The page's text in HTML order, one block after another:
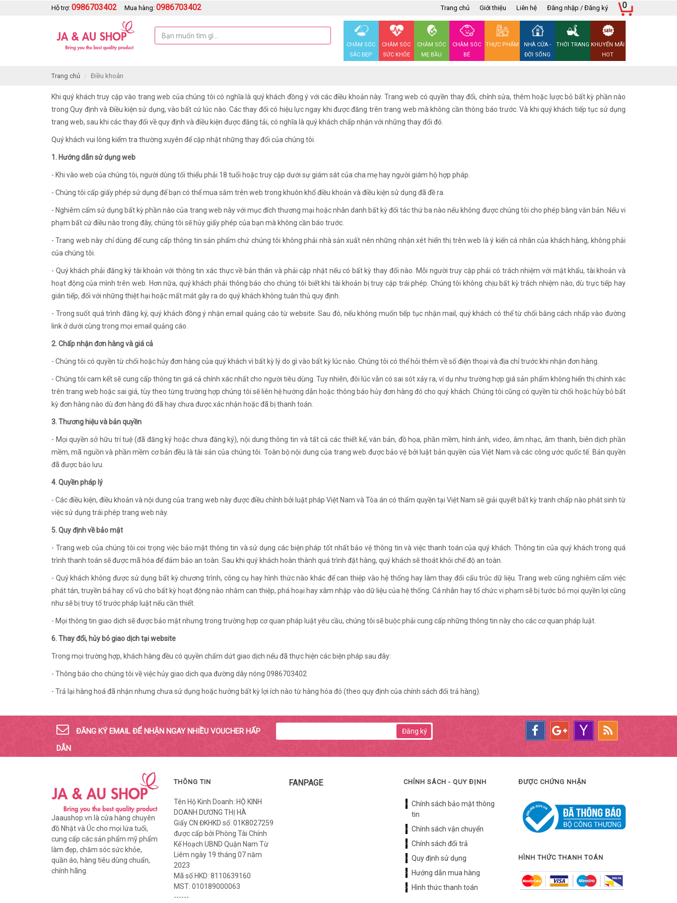
Hỗ trợ: 0986703402 Mua hàng: 0986703402 Trang chủ Giới thiệu Liên hệ Đăng nhập / Đăng ký
CHĂM SÓC
SẮC ĐẸP
CHĂM SÓC
SỨC KHỎE
CHĂM SÓC
MẸ BẦU
CHĂM SÓC
BÉ
THỰC PHẨM
NHÀ CỬA -
ĐỜI SỐNG
THỜI TRANG KHUYẾN MÃI
HOT
0
Trang chủ Điều khoản
Khi quý khách truy cập vào trang web của chúng tôi có nghĩa là quý khách đồng ý với các điều khoản này. Trang web có quyền thay đổi, chỉnh sửa, thêm hoặc lược bỏ bất kỳ phần nào
trong Quy định và Điều kiện sử dụng, vào bất cứ lúc nào. Các thay đổi có hiệu lực ngay khi được đăng trên trang web mà không cần thông báo trước. Và khi quý khách tiếp tục sử dụng
trang web, sau khi các thay đổi về quy định và điều kiện được đăng tải, có nghĩa là quý khách chấp nhận với những thay đổi đó.
Quý khách vui lòng kiểm tra thường xuyên để cập nhật những thay đổi của chúng tôi.
1. Hướng dẫn sử dụng web
- Khi vào web của chúng tôi, người dùng tối thiểu phải 18 tuổi hoặc truy cập dưới sự giám sát của cha mẹ hay người giám hộ hợp pháp.
- Chúng tôi cấp giấy phép sử dụng để bạn có thể mua sắm trên web trong khuôn khổ điều khoản và điều kiện sử dụng đã đề ra.
- Nghiêm cấm sử dụng bất kỳ phần nào của trang web này với mục đích thương mại hoặc nhân danh bất kỳ đối tác thứ ba nào nếu không được chúng tôi cho phép bằng văn bản. Nếu vi
phạm bất cứ điều nào trong đây, chúng tôi sẽ hủy giấy phép của bạn mà không cần báo trước.
- Trang web này chỉ dùng để cung cấp thông tin sản phẩm chứ chúng tôi không phải nhà sản xuất nên những nhận xét hiển thị trên web là ý kiến cá nhân của khách hàng, không phải
của chúng tôi.
- Quý khách phải đăng ký tài khoản với thông tin xác thực về bản thân và phải cập nhật nếu có bất kỳ thay đổi nào. Mỗi người truy cập phải có trách nhiệm với mật khẩu, tài khoản và
hoạt động của mình trên web. Hơn nữa, quý khách phải thông báo cho chúng tôi biết khi tài khoản bị truy cập trái phép. Chúng tôi không chịu bất kỳ trách nhiệm nào, dù trực tiếp hay
gián tiếp, đối với những thiệt hại hoặc mất mát gây ra do quý khách không tuân thủ quy định.
- Trong suốt quá trình đăng ký, quý khách đồng ý nhận email quảng cáo từ website. Sau đó, nếu không muốn tiếp tục nhận mail, quý khách có thể từ chối bằng cách nhấp vào đường
link ở dưới cùng trong mọi email quảng cáo.
2. Chấp nhận đơn hàng và giá cả
- Chúng tôi có quyền từ chối hoặc hủy đơn hàng của quý khách vì bất kỳ lý do gì vào bất kỳ lúc nào. Chúng tôi có thể hỏi thêm về số điện thoại và địa chỉ trước khi nhận đơn hàng.
- Chúng tôi cam kết sẽ cung cấp thông tin giá cả chính xác nhất cho người tiêu dùng. Tuy nhiên, đôi lúc vẫn có sai sót xảy ra, ví dụ như trường hợp giá sản phẩm không hiển thị chính xác
trên trang web hoặc sai giá, tùy theo từng trường hợp chúng tôi sẽ liên hệ hướng dẫn hoặc thông báo hủy đơn hàng đó cho quý khách. Chúng tôi cũng có quyền từ chối hoặc hủy bỏ bất
kỳ đơn hàng nào dù đơn hàng đó đã hay chưa được xác nhận hoặc đã bị thanh toán.
3. Thương hiệu và bản quyền
- Mọi quyền sở hữu trí tuệ (đã đăng ký hoặc chưa đăng ký), nội dung thông tin và tất cả các thiết kế, văn bản, đồ họa, phần mềm, hình ảnh, video, âm nhạc, âm thanh, biên dịch phần
mềm, mã nguồn và phần mềm cơ bản đều là tài sản của chúng tôi. Toàn bộ nội dung của trang web được bảo vệ bởi luật bản quyền của Việt Nam và các công ước quốc tế. Bản quyền
đã được bảo lưu.
4. Quyền pháp lý
- Các điều kiện, điều khoản và nội dung của trang web này được điều chỉnh bởi luật pháp Việt Nam và Tòa án có thẩm quyền tại Việt Nam sẽ giải quyết bất kỳ tranh chấp nào phát sinh từ
việc sử dụng trái phép trang web này.
5. Quy định về bảo mật
- Trang web của chúng tôi coi trọng việc bảo mật thông tin và sử dụng các biện pháp tốt nhất bảo vệ thông tin và việc thanh toán của quý khách. Thông tin của quý khách trong quá
trình thanh toán sẽ được mã hóa để đảm bảo an toàn. Sau khi quý khách hoàn thành quá trình đặt hàng, quý khách sẽ thoát khỏi chế độ an toàn.
- Quý khách không được sử dụng bất kỳ chương trình, công cụ hay hình thức nào khác để can thiệp vào hệ thống hay làm thay đổi cấu trúc dữ liệu. Trang web cũng nghiêm cấm việc
phát tán, truyền bá hay cổ vũ cho bất kỳ hoạt động nào nhằm can thiệp, phá hoại hay xâm nhập vào dữ liệu của hệ thống. Cá nhân hay tổ chức vi phạm sẽ bị tước bỏ mọi quyền lợi cũng
như sẽ bị truy tố trước pháp luật nếu cần thiết.
- Mọi thông tin giao dịch sẽ được bảo mật nhưng trong trường hợp cơ quan pháp luật yêu cầu, chúng tôi sẽ buộc phải cung cấp những thông tin này cho các cơ quan pháp luật.
6. Thay đổi, hủy bỏ giao dịch tại website
Trong mọi trường hợp, khách hàng đều có quyền chấm dứt giao dịch nếu đã thực hiện các biện pháp sau đây:
- Thông báo cho chúng tôi về việc hủy giao dịch qua đường dây nóng 0986703402
- Trả lại hàng hoá đã nhận nhưng chưa sử dụng hoặc hưởng bất kỳ lợi ích nào từ hàng hóa đó (theo quy định của chính sách đổi trả hàng).
ĐĂNG KÝ EMAIL ĐỂ NHẬN NGAY NHIỀU VOUCHER HẤP
DẪN
Đăng ký
Jaaushop.vn là cửa hàng chuyên
đồ Nhật và Úc cho mọi lứa tuổi,
cung cấp các sản phẩm mỹ phẩm
làm đẹp, chăm sóc sức khỏe,
quần áo, hàng tiêu dùng chuẩn,
chính hãng.
THÔNG TIN
Tên Hộ Kinh Doanh: HỘ KINH
DOANH DƯƠNG THỊ HÀ
Giấy CN ĐKHKD số: 01K8027259
được cấp bởi Phòng Tài Chính
Kế Hoạch UBND Quận Nam Từ
Liêm ngày 19 tháng 07 năm
2023
Mã số HKD: 8110639160
MST: 010189000063
------
FANPAGE CHÍNH SÁCH - QUY ĐỊNH
Chính sách bảo mật thông
tin
Chính sách vận chuyển
Chính sách đổi trả
Quy định sử dụng
Hướng dẫn mua hàng
Hình thức thanh toán
ĐƯỢC CHỨNG NHẬN
HÌNH THỨC THANH TOÁN